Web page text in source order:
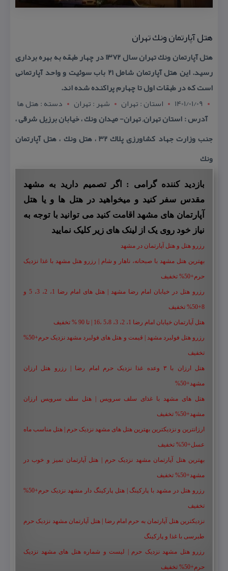
هتل آپارتمان ونك تهران
هتل آپارتمان ونك تهران سال ۱۳۷۲ در چهار طبقه به بهره برداری
رسید. این هتل آپارتمان شامل ۲۱ باب سوئیت و واحد آپارتمانی
است كه در طبقات اول تا چهارم پراكنده شده اند.
1401/01/09
استان : تهران شهر : تهران
دسته : هتل ها
آدرس : استان تهران, تهران- میدان ونك ، خیابان برزیل شرقی ،
جنب وزارت جهاد كشاورزی پلاك ۳۲ ، هتل ونك ، هتل آپارتمان
ونك
بازدید کننده گرامی : اگر تصمیم دارید به مشهد
مقدس سفر کنید و میخواهید در هتل ها و یا هتل
آپارتمان های مشهد اقامت کنید می توانید با توجه به
نیاز خود روی یک از لینک های زیر کلیک نمایید
رزرو هتل و هتل آپارتمان در مشهد
بهترین هتل مشهد با صبحانه، ناهار و شام | رزرو هتل مشهد با غذا نزدیک
حرم+50% تخفیف
رزرو هتل در خیابان امام رضا مشهد | هتل‌ های امام رضا 1، 2، 3، 5 و
8+50% تخفیف
هتل آپارتمان خیابان امام رضا 1، 2، 3، 5،8 ،16 | تا 90 % تخفیف
رزرو هتل فولبرد مشهد | قیمت و هتل های فولبرد مشهد نزدیک حرم+50%
تخفیف
هتل ارزان با ۳ وعده غذا نزدیک حرم امام رضا | رزرو هتل ارزان
مشهد+50%
هتل های مشهد با غذای سلف سرویس | هتل سلف سرویس ارزان
مشهد+50% تخفیف
ارزانترین و نزدیکترین بهترین هتل های مشهد نزدیک حرم | هتل مناسب ماه
عسل+50% تخفیف
بهترین هتل آپارتمان مشهد نزدیک حرم | هتل آپارتمان تمیز و خوب در
مشهد+50% تخفیف
رزرو هتل در مشهد با پارکینگ | هتل پارکینگ دار مشهد نزدیک حرم+50%
تخفیف
نزدیکترین هتل آپارتمان به حرم امام رضا | هتل آپارتمان مشهد نزدیک حرم
طبرسی با غذا و پارکینگ
رزرو هتل مشهد نزدیک حرم | لیست و شماره هتل های مشهد نزدیک
حرم+50% تخفیف